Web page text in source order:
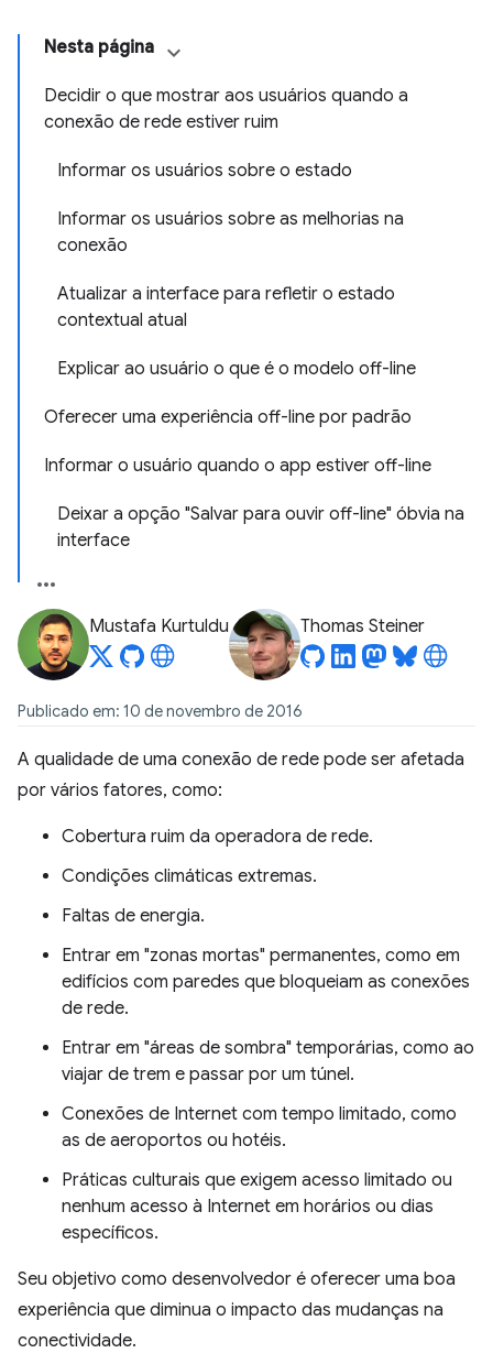
Nesta página
Decidir o que mostrar aos usuários quando a
conexão de rede estiver ruim
Informar os usuários sobre o estado
Informar os usuários sobre as melhorias na
conexão
Atualizar a interface para refletir o estado
contextual atual
Explicar ao usuário o que é o modelo off-line
Oferecer uma experiência off-line por padrão
Informar o usuário quando o app estiver off-line
Deixar a opção "Salvar para ouvir off-line" óbvia na
interface
Mustafa Kurtuldu Thomas Steiner
Publicado em: 10 de novembro de 2016
A qualidade de uma conexão de rede pode ser afetada
por vários fatores, como:
Cobertura ruim da operadora de rede.
Condições climáticas extremas.
Faltas de energia.
Entrar em "zonas mortas" permanentes, como em
edifícios com paredes que bloqueiam as conexões
de rede.
Entrar em "áreas de sombra" temporárias, como ao
viajar de trem e passar por um túnel.
Conexões de Internet com tempo limitado, como
as de aeroportos ou hotéis.
Práticas culturais que exigem acesso limitado ou
nenhum acesso à Internet em horários ou dias
específicos.
Seu objetivo como desenvolvedor é oferecer uma boa
experiência que diminua o impacto das mudanças na
conectividade.